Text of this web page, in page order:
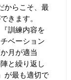
からこそ、最
きます。
訓練内容を
ベーション
月が適当
と繰り返し
が最も適切で